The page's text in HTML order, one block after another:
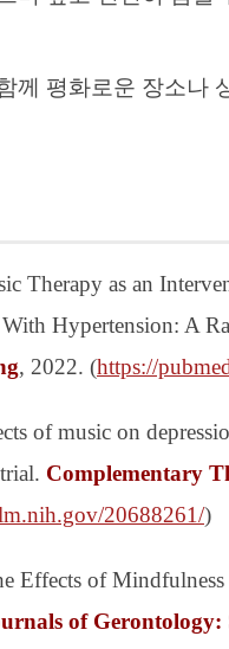
께 평화로운 장소나
Therapy as an
Hypertension: A
, 2022. (https://
of music on
Complementary
20688261/)
Effects of
of Gerontology: